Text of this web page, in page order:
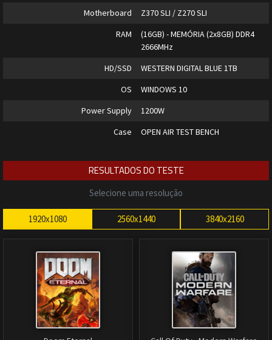
Motherboard
Z370 SLI / Z270 SLI
RAM
(16GB) - MEMÓRIA (2x8GB) DDR4
2666MHz
HD/SSD
WESTERN DIGITAL BLUE 1TB
OS
WINDOWS 10
Power Supply
1200W
Case
OPEN AIR TEST BENCH
RESULTADOS DO TESTE
Selecione uma resolução
1920x1080 2560x1440 3840x2160